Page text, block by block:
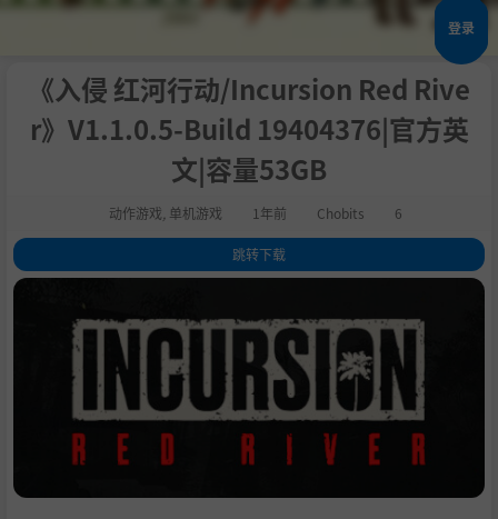
登录
《入侵 红河行动/Incursion Red Rive
r》V1.1.0.5-Build 19404376|官方英
文|容量53GB
动作游戏 单机游戏 1年前 Chobits 6
跳转下载
1.关于这款游戏
系统需求
支持作者